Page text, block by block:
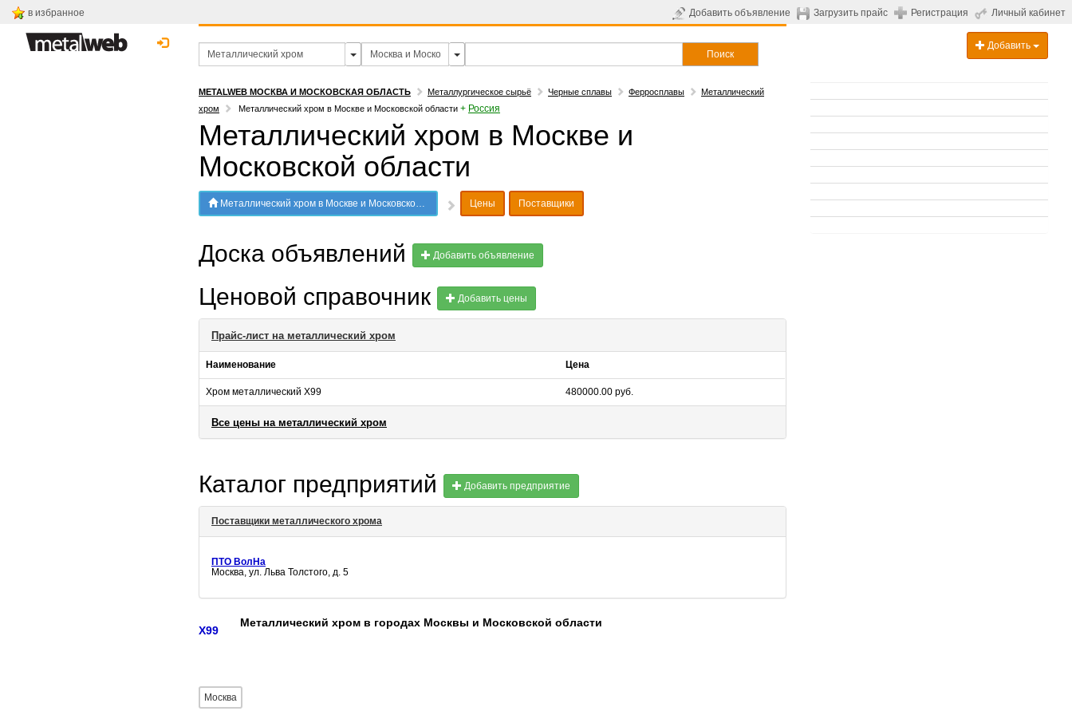
в избранное Добавить объявление Загрузить прайс Регистрация Личный кабинет
Поиск
Добавить
METALWEB МОСКВА И МОСКОВСКАЯ ОБЛАСТЬ Металлургическое сырьё Черные сплавы Ферросплавы
Металлический
хром
Металлический хром в Москве и Московской области + Россия
Металлический хром в Москве и
Московской области
Металлический хром в Москве и Московской области Цены Поставщики
Доска объявлений Добавить объявление
Ценовой справочник Добавить цены
Прайс-лист на металлический хром
Наименование Цена
Хром металлический Х99 480000.00 руб.
Все цены на металлический хром
Каталог предприятий Добавить предприятие
Поставщики металлического хрома
ПТО ВолНа
Москва, ул. Льва Толстого, д. 5
Х99
Металлический хром в городах Москвы и Московской области
Москва